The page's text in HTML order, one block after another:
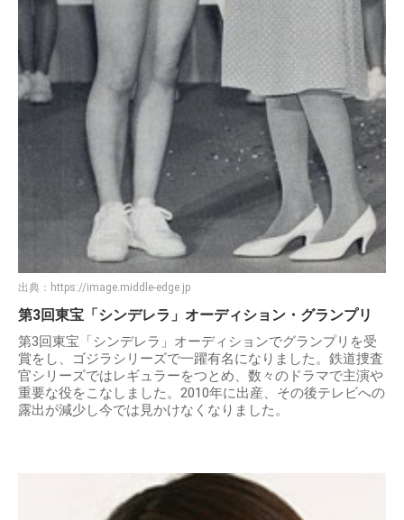
出典： https://image.middle-edge.jp
第3回東宝「シンデレラ」オーディション・グランプリ
第3回東宝「シンデレラ」オーディションでグランプリを受
賞をし、ゴジラシリーズで一躍有名になりました。鉄道捜査
官シリーズではレギュラーをつとめ、数々のドラマで主演や
重要な役をこなしました。2010年に出産、その後テレビへの
露出が減少し今では見かけなくなりました。